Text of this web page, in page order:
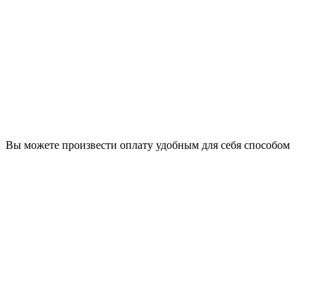
Вы можете произвести оплату удобным для себя способом